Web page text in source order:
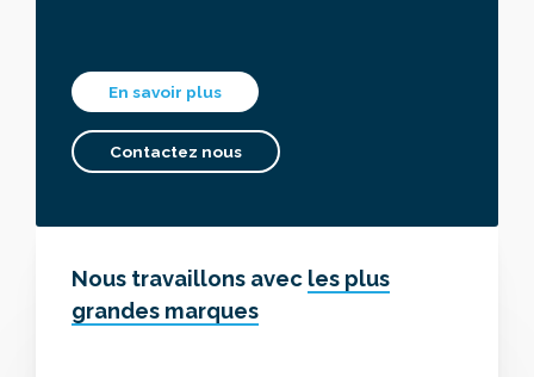
En savoir plus
Contactez nous
Nous travaillons avec les plus
grandes marques